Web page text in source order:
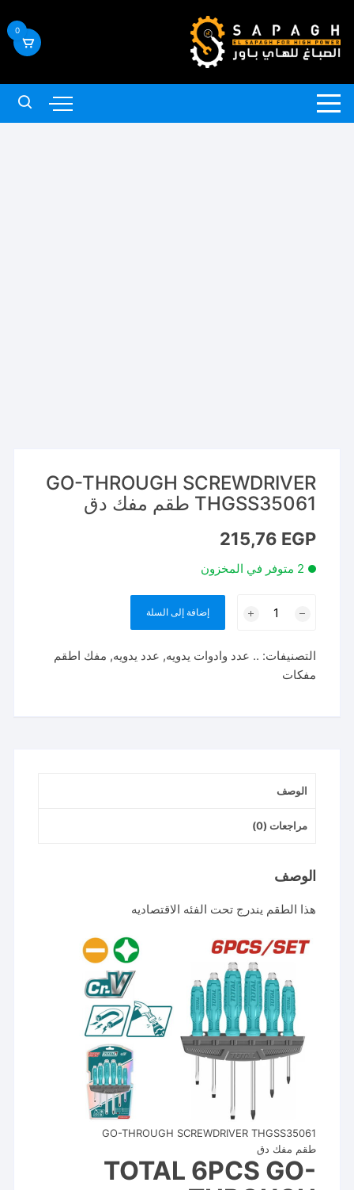
إلى
المحتوى
0
GO-THROUGH SCREWDRIVER
THGSS35061 طقم مفك دق
215,76 EGP
2 متوفر في المخزون
SCREWDRIVER
THGSS35061
إضافة إلى السلة
التصنيفات: .. عدد وادوات يدويه, عدد يدويه, مفك اطقم
مفكات
الوصف
مراجعات (0)
الوصف
هذا الطقم يندرج تحت الفئه الاقتصاديه
GO-THROUGH SCREWDRIVER THGSS35061
طقم مفك دق
TOTAL 6PCS GO-